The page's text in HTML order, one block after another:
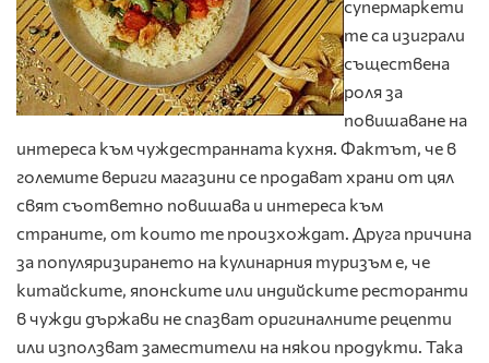
супермаркети
те са изиграли
съществена
роля за
повишаване на
интереса към чуждестранната кухня. Фактът, че в
големите вериги магазини се продават храни от цял
свят съответно повишава и интереса към
страните, от които те произхождат. Друга причина
за популяризирането на кулинарния туризъм е, че
китайските, японските или индийските ресторанти
в чужди държави не спазват оригиналните рецепти
или използват заместители на някои продукти. Така